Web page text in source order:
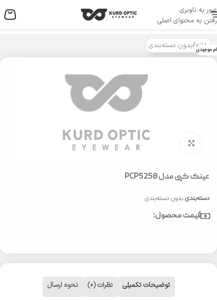
عبور به ناوبری
رفتن به محتوای اصلی
منو
خانه/بدون دسته‌بندی موجودی
بزرگنمایی تصویر
عینک کپی مدل PCP5258
دسته‌بندی بدون دسته‌بندی
قیمت محصول:
توضیحات تکمیلی نظرات (0) نحوه ارسال